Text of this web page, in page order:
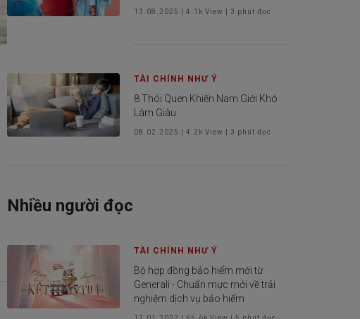
13.08.2025 4.1k View | 3 phút đọc
TÀI CHÍNH NHƯ Ý
8 Thói Quen Khiến Nam Giới Khó
Làm Giàu
08.02.2025 4.2k View | 3 phút đọc
Nhiều người đọc
TÀI CHÍNH NHƯ Ý
Bộ hợp đồng bảo hiểm mới từ
Generali - Chuẩn mực mới về trải
nghiệm dịch vụ bảo hiểm